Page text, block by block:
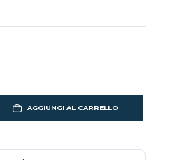
AGGIUNGI AL CARRELLO